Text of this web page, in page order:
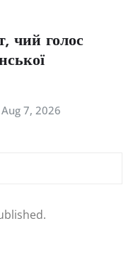
чий голос
Aug 7, 2026